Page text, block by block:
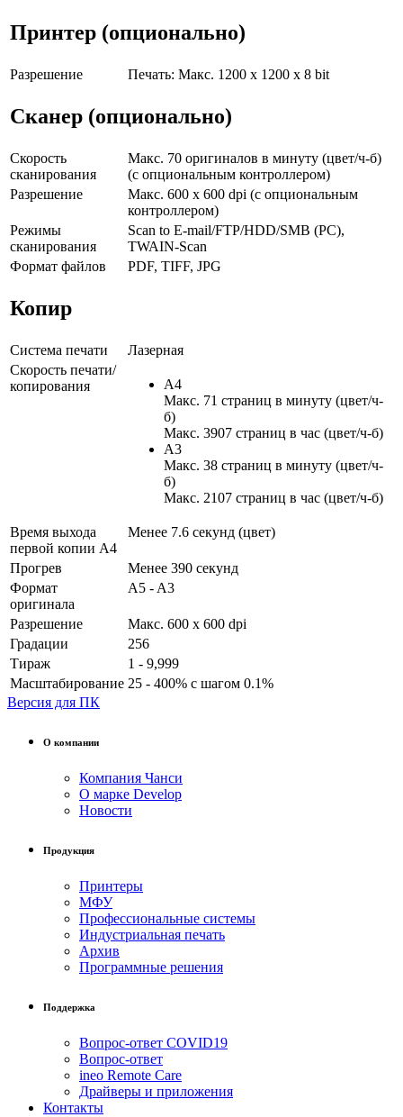
Принтер (опционально)
Разрешение Печать: Макс. 1200 x 1200 x 8 bit
Сканер (опционально)
Скорость
сканирования
Макс. 70 оригиналов в минуту (цвет/ч-б)
(с опциональным контроллером)
Разрешение
Макс. 600 x 600 dpi (с опциональным
контроллером)
Режимы
сканирования
Scan to E-mail/FTP/HDD/SMB (PC),
TWAIN-Scan
Формат файлов
PDF, TIFF, JPG
Копир
Система печати
Лазерная
Скорость печати/
копирования
A4
Макс. 71 страниц в минуту (цвет/ч-
б)
Макс. 3907 страниц в час (цвет/ч-б)
A3
Макс. 38 страниц в минуту (цвет/ч-
б)
Макс. 2107 страниц в час (цвет/ч-б)
Время выхода
первой копии А4
Менее 7.6 секунд (цвет)
Прогрев
Менее 390 секунд
Формат
оригинала
A5 - A3
Разрешение
Макс. 600 x 600 dpi
Градации
256
Тираж
1 - 9,999
Масштабирование 25 - 400% с шагом 0.1%
Версия для ПК
О компании
Компания Чанси
О марке Develop
Новости
Продукция
Принтеры
МФУ
Профессиональные системы
Индустриальная печать
Архив
Программные решения
Поддержка
Вопрос-ответ COVID19
Вопрос-ответ
ineo Remote Care
Драйверы и приложения
Контакты